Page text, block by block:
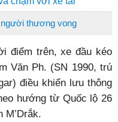
người thương vong
điểm trên, xe đầu kéo
Văn Ph. (SN 1990, trú
điều khiển lưu thông
hướng từ Quốc lộ 26
M’Drắk.